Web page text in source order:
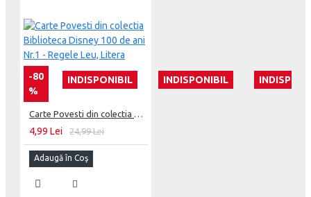
-80
%
INDISPONIBIL INDISPONIBIL
4,99 Lei 24,99 Lei
Adaugă în Coş